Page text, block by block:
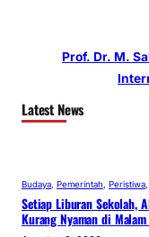
Prof. Dr. M.
Latest News
Budaya, Pemerintah, Peristiwa,
Setiap Liburan Sekolah,
Kurang Nyaman di